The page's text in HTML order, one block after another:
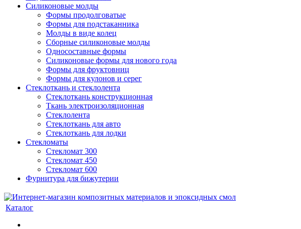
Силиконовые молды
Формы продолговатые
Формы для подстаканника
Молды в виде колец
Сборные силиконовые молды
Односоставные формы
Силиконовые формы для нового года
Формы для фруктовниц
Формы для кулонов и серег
Стеклоткань и стеклолента
Стеклоткань конструкционная
Ткань электроизоляционная
Стеклолента
Стеклоткань для авто
Стеклоткань для лодки
Стекломаты
Стекломат 300
Стекломат 450
Стекломат 600
Фурнитура для бижутерии
Каталог